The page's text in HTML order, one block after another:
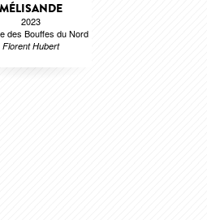
MÉLISANDE
2023
des Bouffes du Nord
Florent Hubert